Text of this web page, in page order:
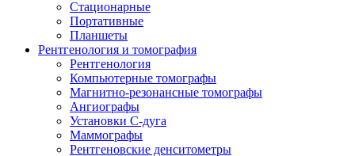
Стационарные
Портативные
Планшеты
Рентгенология и томография
Рентгенология
Компьютерные томографы
Магнитно-резонансные томографы
Ангиографы
Установки С-дуга
Маммографы
Рентгеновские денситометры